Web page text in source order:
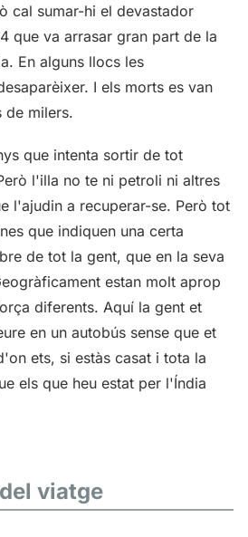
cal sumar-hi el devastador
que va arrasar gran part de la
En alguns llocs les
I els morts es van
de milers.
que intenta sortir de tot
l'illa no te ni petroli ni altres
l'ajudin a recuperar-se. Però tot
que indiquen una certa
de tot la gent, que en la seva
estan molt aprop
diferents. Aquí la gent et
en un autobús sense que et
ets, si estàs casat i tota la
els que heu estat per l'Índia
viatge